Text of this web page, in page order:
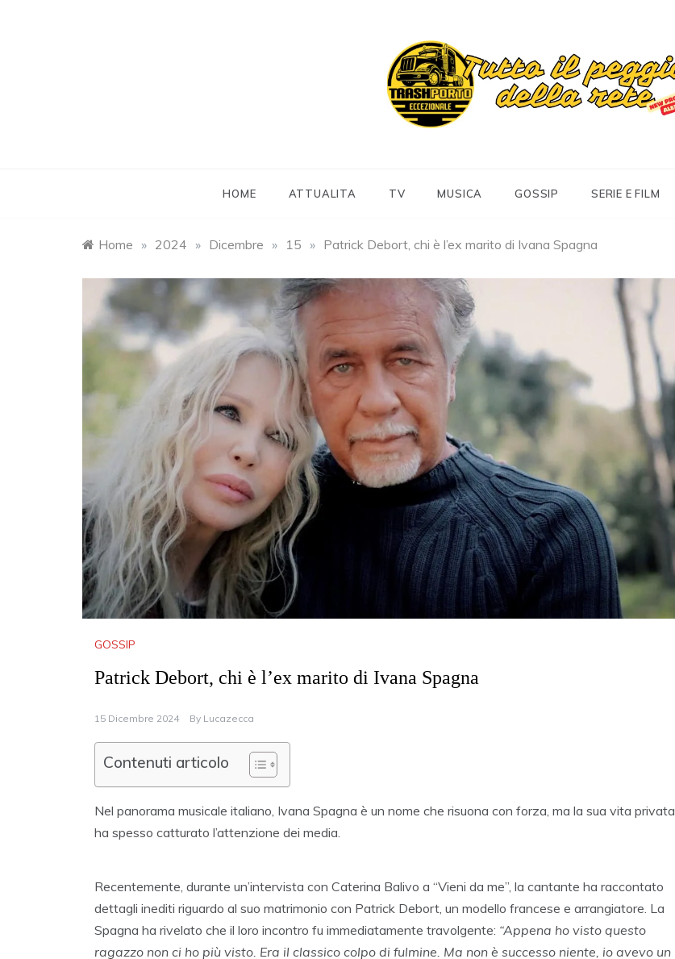
HOME ATTUALITA TV MUSICA GOSSIP SERIE E FILM
Home » 2024 » Dicembre » 15 » Patrick Debort, chi è l’ex marito di Ivana Spagna
GOSSIP
Patrick Debort, chi è l’ex marito di Ivana Spagna
15 Dicembre 2024 By Lucazecca
Contenuti articolo
Nel panorama musicale italiano, Ivana Spagna è un nome che risuona con forza, ma la sua vita privata
ha spesso catturato l’attenzione dei media.
Recentemente, durante un’intervista con Caterina Balivo a “Vieni da me”, la cantante ha raccontato
dettagli inediti riguardo al suo matrimonio con Patrick Debort, un modello francese e arrangiatore. La
Spagna ha rivelato che il loro incontro fu immediatamente travolgente: “Appena ho visto questo
ragazzo non ci ho più visto. Era il classico colpo di fulmine. Ma non è successo niente, io avevo un